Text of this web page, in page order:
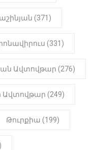
համար
(371)
(331)
Ավտովթար (276)
Ավտովթար (249)
Թուրքիա (199)